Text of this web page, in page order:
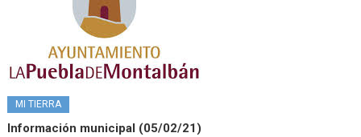
MI TIERRA
Información municipal (05/02/21)